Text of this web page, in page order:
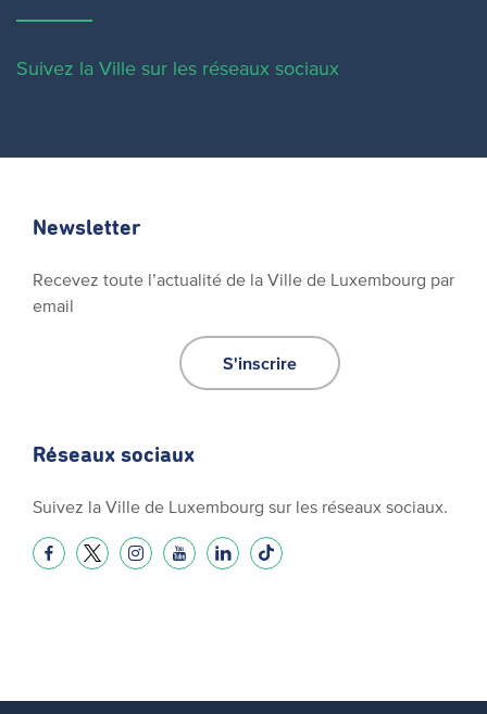
Suivez la Ville sur les réseaux sociaux
Newsletter
Recevez toute l’actualité de la Ville de Luxembourg par
email
S'inscrire
Réseaux sociaux
Suivez la Ville de Luxembourg sur les réseaux sociaux.